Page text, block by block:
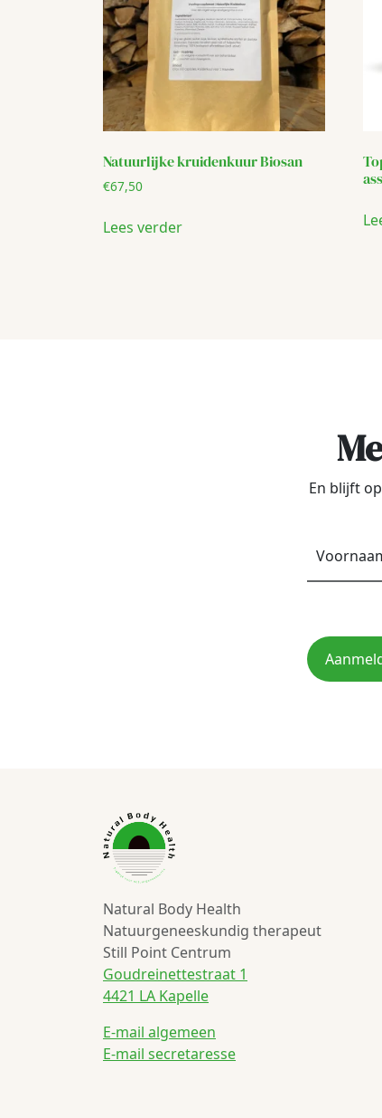
Natuurlijke kruidenkuur Biosan
€67,50
Lees verder
En blijft
Natural Body Health
Natuurgeneeskundig therapeut
Still Point Centrum
Goudreinettestraat 1
4421 LA Kapelle
E-mail algemeen
E-mail secretaresse